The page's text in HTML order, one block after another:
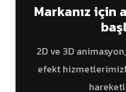
Markanız için
2D ve 3D
efekt